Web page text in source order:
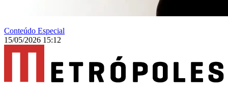
Conteúdo Especial
15/05/2026 15:12